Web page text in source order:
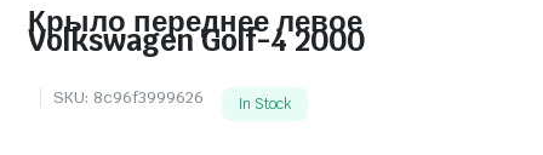
Крыло переднее левое
Volkswagen Golf-4 2000
SKU: 8c96f3999626 In Stock